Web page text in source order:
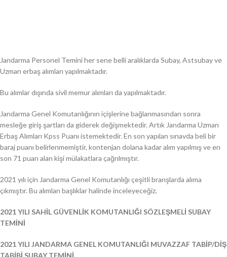
Jandarma Personel Temini her sene belli aralıklarda Subay, Astsubay ve
Uzman erbaş alımları yapılmaktadır.
Bu alımlar dışında sivil memur alımları da yapılmaktadır.
Jandarma Genel Komutanlığının içişlerine bağlanmasından sonra
mesleğe giriş şartları da giderek değişmektedir. Artık Jandarma Uzman
Erbaş Alımları Kpss Puanı istemektedir. En son yapılan sınavda beli bir
baraj puanı belirlenmemiştir, kontenjan dolana kadar alım yapılmış ve en
son 71 puan alan kişi mülakatlara çağrılmıştır.
2021 yılı için Jandarma Genel Komutanlığı çeşitli branşlarda alıma
çıkmıştır. Bu alımları başlıklar halinde inceleyeceğiz.
2021 YILI SAHİL GÜVENLİK KOMUTANLIĞI SÖZLEŞMELİ SUBAY
TEMİNİ
2021 YILI JANDARMA GENEL KOMUTANLIĞI MUVAZZAF TABİP/DİŞ
TABİBİ SUBAY TEMİNİ